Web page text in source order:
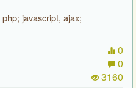
php; javascript, ajax;
0
0
3160